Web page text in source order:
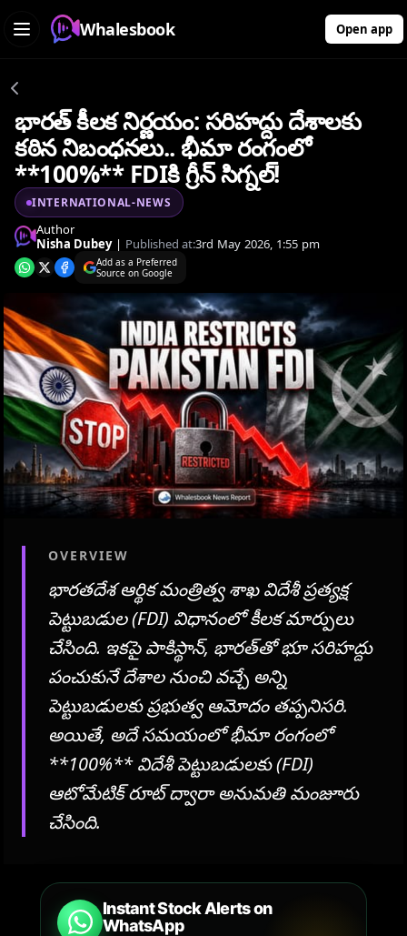
Whalesbook Open app
భారత్ కీలక నిర్ణయం: సరిహద్దు దేశాలకు
కఠిన నిబంధనలు.. భీమా రంగంలో
**100%** FDIకి గ్రీన్ సిగ్నల్!
INTERNATIONAL-NEWS
Author
Nisha Dubey | Published at:3rd May 2026, 1:55 pm
Add as a Preferred
Source on Google
OVERVIEW
భారతదేశ ఆర్థిక మంత్రిత్వ శాఖ విదేశీ ప్రత్యక్ష
పెట్టుబడుల (FDI) విధానంలో కీలక మార్పులు
చేసింది. ఇకపై పాకిస్థాన్, భారత్‌తో భూ సరిహద్దు
పంచుకునే దేశాల నుంచి వచ్చే అన్ని
పెట్టుబడులకు ప్రభుత్వ ఆమోదం తప్పనిసరి.
అయితే, అదే సమయంలో భీమా రంగంలో
**100%** విదేశీ పెట్టుబడులకు (FDI)
ఆటోమేటిక్ రూట్ ద్వారా అనుమతి మంజూరు
చేసింది.
Instant Stock Alerts on
WhatsApp